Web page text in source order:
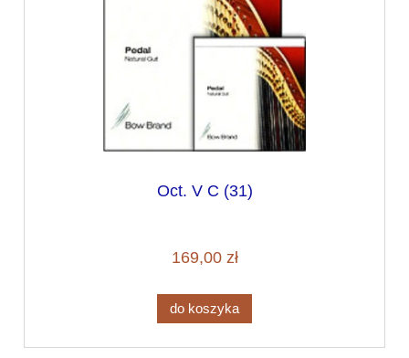
Oct. V C (31)
169,00 zł
do koszyka